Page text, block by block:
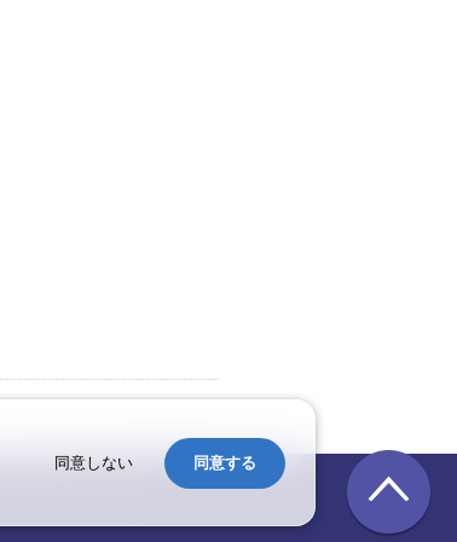
↑ページのトップへ
同意しない 同意する